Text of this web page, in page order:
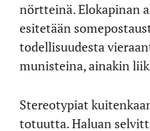
nörtteinä. Elokapinan
esitetään
todellisuudesta
munisteina, ainakin
Stereotypiat
totuutta. Haluan